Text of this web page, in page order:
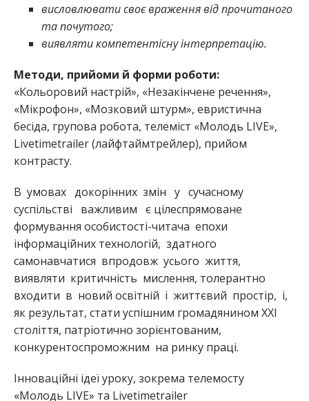
висловлювати своє враження від прочитаного
та почутого;
виявляти компетентісну інтерпретацію.
Методи, прийоми й форми роботи:
«Кольоровий настрій», «Незакінчене речення»,
«Мікрофон», «Мозковий штурм», евристична
бесіда, групова робота, телеміст «Молодь LIVE»,
Livetimetrailer (лайфтаймтрейлер), прийом
контрасту.
В умовах докорінних змін у сучасному
суспільстві важливим є цілеспрямоване
формування особистості-читача епохи
інформаційних технологій, здатного
самонавчатися впродовж усього життя,
виявляти критичність мислення, толерантно
входити в новий освітній і життєвий простір, і,
як результат, стати успішним громадянином ХХІ
століття, патріотично зорієнтованим,
конкурентоспроможним на ринку праці.
Інноваційні ідеї уроку, зокрема телемосту
«Молодь LIVE» та Livetimetrailer